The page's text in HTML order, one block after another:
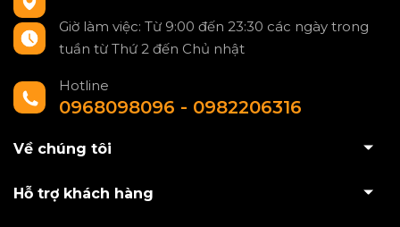
Giờ làm việc: Từ 9:00 đến 23:30 các ngày trong
tuần từ Thứ 2 đến Chủ nhật
Hotline
0968098096 - 0982206316
Về chúng tôi
Hỗ trợ khách hàng